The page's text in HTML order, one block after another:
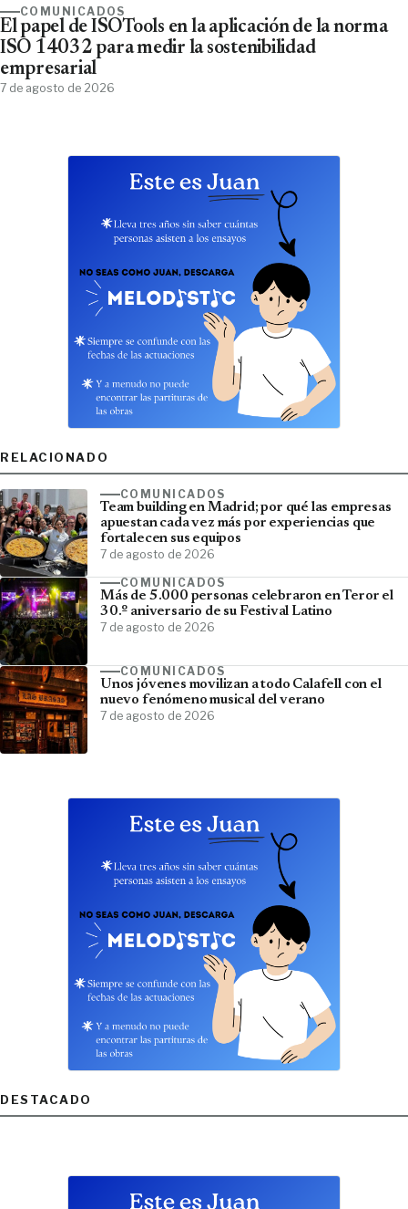
COMUNICADOS
El papel de ISOTools en la aplicación de la norma
ISO 14032 para medir la sostenibilidad
empresarial
7 de agosto de 2026
RELACIONADO
COMUNICADOS
Team building en Madrid; por qué las empresas
apuestan cada vez más por experiencias que
fortalecen sus equipos
7 de agosto de 2026
COMUNICADOS
Más de 5.000 personas celebraron en Teror el
30.º aniversario de su Festival Latino
7 de agosto de 2026
COMUNICADOS
Unos jóvenes movilizan a todo Calafell con el
nuevo fenómeno musical del verano
7 de agosto de 2026
DESTACADO